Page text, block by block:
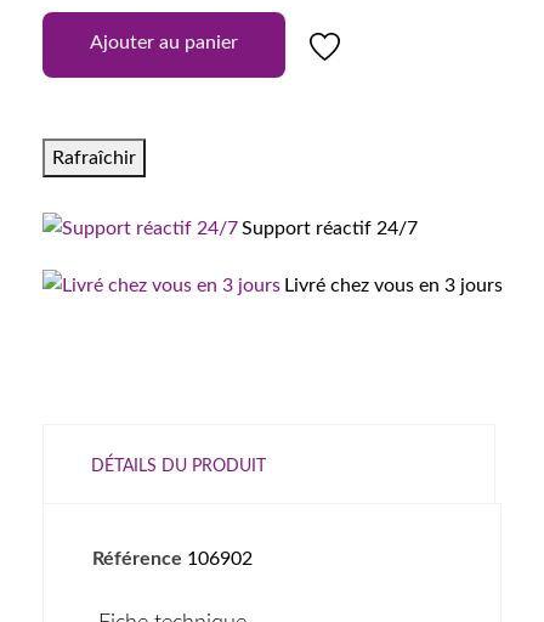
Ajouter au panier
Support réactif 24/7
Livré chez vous en 3 jours
DÉTAILS DU PRODUIT
Référence 106902